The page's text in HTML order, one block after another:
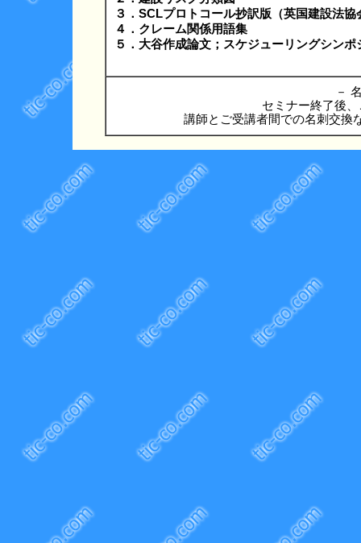
３．SCLプロトコール抄訳版（英国建設法協
４．クレーム関係用語集
５．大谷作成論文；スケジューリングシンポ
－
セミナー終了後
講師とご受講者間での名刺交換